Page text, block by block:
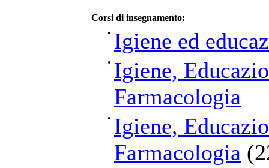
Corsi di insegnamento:
• Igiene ed
• Igiene,
Farmacologia
• Igiene,
Farmacologia